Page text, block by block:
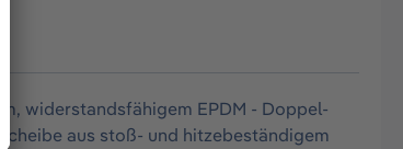
widerstandsfähigem EPDM - Doppel-
aus stoß- und hitzebeständigem